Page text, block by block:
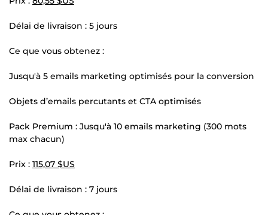
Délai de livraison : 5 jours
Ce que vous obtenez :
Jusqu'à 5 emails marketing optimisés pour la conversion
Objets d’emails percutants et CTA optimisés
Pack Premium : Jusqu'à 10 emails marketing (300 mots
max chacun)
Prix : 115,07 $US
Délai de livraison : 7 jours